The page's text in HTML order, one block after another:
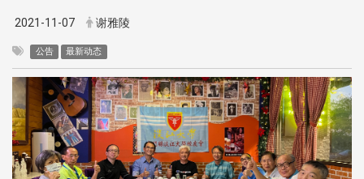
2021-11-07 谢雅陵
公告 最新动态